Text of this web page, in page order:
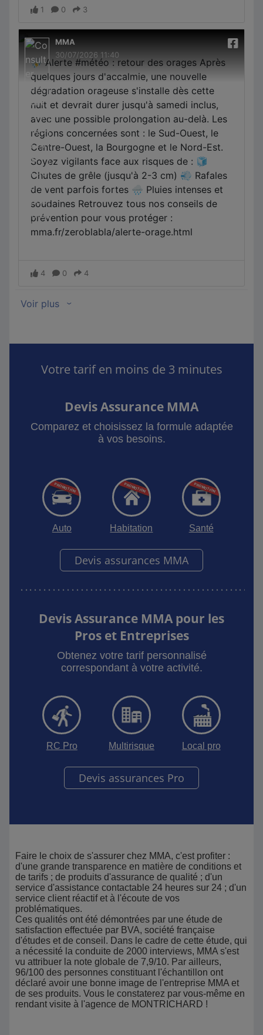
Votre tarif en moins de 3 minutes
Devis Assurance MMA
Comparez et choisissez la formule adaptée
à vos besoins.
Auto Habitation Santé
Devis assurances MMA
Devis Assurance MMA pour les
Pros et Entreprises
Obtenez votre tarif personnalisé
correspondant à votre activité.
RC Pro Multirisque Local pro
Devis assurances Pro
Faire le choix de s'assurer chez MMA, c'est profiter :
d'une grande transparence en matière de conditions et
de tarifs ; de produits d'assurance de qualité ; d'un
service d'assistance contactable 24 heures sur 24 ; d'un
service client réactif et à l'écoute de vos
problématiques.
Ces qualités ont été démontrées par une étude de
satisfaction effectuée par BVA, société française
d'études et de conseil. Dans le cadre de cette étude, qui
a nécessité la conduite de 2000 interviews, MMA s'est
vu attribuer la note globale de 7,9/10. Par ailleurs,
96/100 des personnes constituant l'échantillon ont
déclaré avoir une bonne image de l'entreprise MMA et
de ses produits. Vous le constaterez par vous-même en
rendant visite à l'agence de MONTRICHARD !